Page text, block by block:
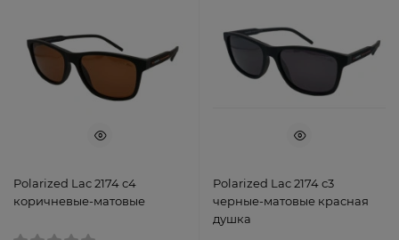
Polarized Lac 2174 с4
коричневые-матовые
Polarized Lac 2174 с3
черные-матовые красная
душка